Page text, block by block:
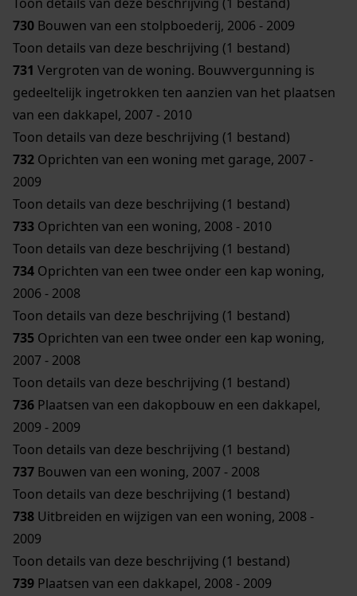
730 Bouwen van een stolpboederij, 2006 - 2009
Toon details van deze beschrijving (1 bestand)
731 Vergroten van de woning. Bouwvergunning is
gedeeltelijk ingetrokken ten aanzien van het plaatsen
van een dakkapel, 2007 - 2010
Toon details van deze beschrijving (1 bestand)
732 Oprichten van een woning met garage, 2007 -
2009
Toon details van deze beschrijving (1 bestand)
733 Oprichten van een woning, 2008 - 2010
Toon details van deze beschrijving (1 bestand)
734 Oprichten van een twee onder een kap woning,
2006 - 2008
Toon details van deze beschrijving (1 bestand)
735 Oprichten van een twee onder een kap woning,
2007 - 2008
Toon details van deze beschrijving (1 bestand)
736 Plaatsen van een dakopbouw en een dakkapel,
2009 - 2009
Toon details van deze beschrijving (1 bestand)
737 Bouwen van een woning, 2007 - 2008
Toon details van deze beschrijving (1 bestand)
738 Uitbreiden en wijzigen van een woning, 2008 -
2009
Toon details van deze beschrijving (1 bestand)
739 Plaatsen van een dakkapel, 2008 - 2009